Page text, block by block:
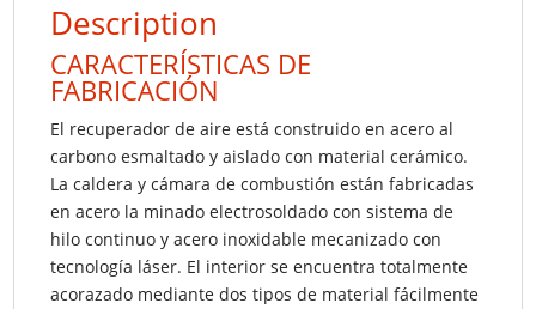
Description
CARACTERÍSTICAS DE
FABRICACIÓN
El recuperador de aire está construido en acero al
carbono esmaltado y aislado con material cerámico.
La caldera y cámara de combustión están fabricadas
en acero la minado electrosoldado con sistema de
hilo continuo y acero inoxidable mecanizado con
tecnología láser. El interior se encuentra totalmente
acorazado mediante dos tipos de material fácilmente